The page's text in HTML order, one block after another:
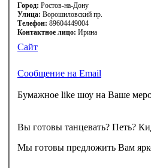
Город: Ростов-на-Дону
Улица: Ворошиловский пр.
Телефон: 89604449004
Контактное лицо: Ирина
Сайт
Сообщение на Email
Бумажное like шоу на Ваше
Вы готовы танцевать? Петь?
Мы готовы предложить Вам